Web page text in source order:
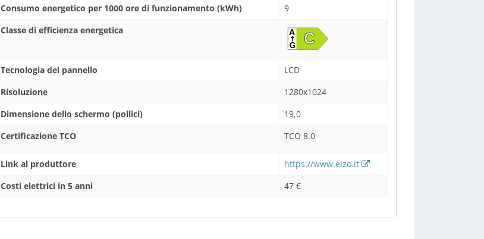
Consumo energetico per 1000 ore di funzionamento (kWh)
9
Classe di efficienza energetica
Tecnologia del pannello
LCD
Risoluzione
1280x1024
Dimensione dello schermo (pollici)
19,0
Certificazione TCO
TCO 8.0
Link al produttore
https://www.eizo.it
Costi elettrici in 5 anni
47 €